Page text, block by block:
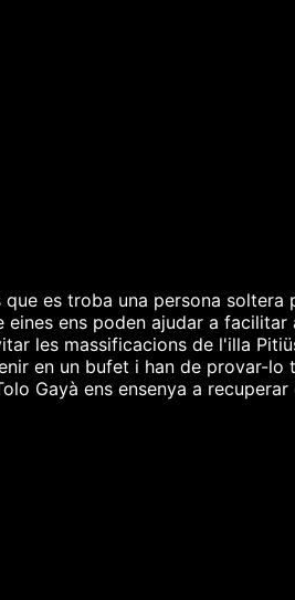
es troba una persona
ens poden ajudar a
les massificacions de l'illa
en un bufet i han de provar-
Gayà ens ensenya a